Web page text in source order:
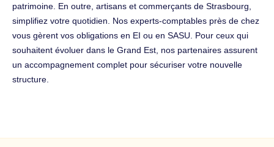
patrimoine. En outre, artisans et commerçants de Strasbourg,
simplifiez votre quotidien. Nos experts-comptables près de chez
vous gèrent vos obligations en EI ou en SASU. Pour ceux qui
souhaitent évoluer dans le Grand Est, nos partenaires assurent
un accompagnement complet pour sécuriser votre nouvelle
structure.